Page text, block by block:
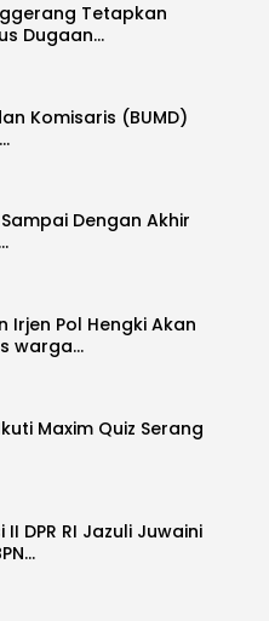
Tetapkan
Dugaan…
Komisaris (BUMD)
Sampai Dengan Akhir
Irjen Pol Hengki Akan
warga…
Maxim Quiz Serang
DPR RI Jazuli Juwaini